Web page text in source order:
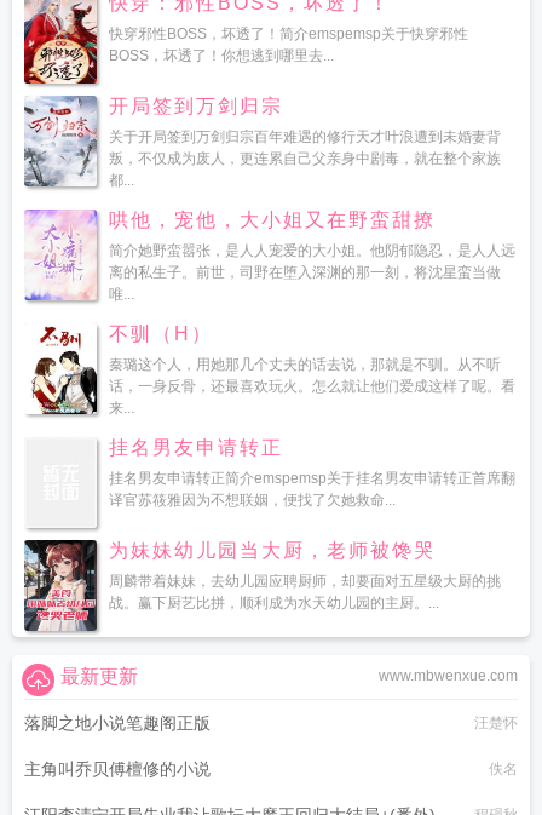
快穿邪性BOSS，坏透了！简介emspemsp关于快穿邪性
BOSS，坏透了！你想逃到哪里去...
开局签到万剑归宗
关于开局签到万剑归宗百年难遇的修行天才叶浪遭到未婚妻背
叛，不仅成为废人，更连累自己父亲身中剧毒，就在整个家族
都...
哄他，宠他，大小姐又在野蛮甜撩
简介她野蛮嚣张，是人人宠爱的大小姐。他阴郁隐忍，是人人远
离的私生子。前世，司野在堕入深渊的那一刻，将沈星蛮当做
唯...
不驯（H）
秦璐这个人，用她那几个丈夫的话去说，那就是不驯。从不听
话，一身反骨，还最喜欢玩火。怎么就让他们爱成这样了呢。看
来...
挂名男友申请转正
挂名男友申请转正简介emspemsp关于挂名男友申请转正首席翻
译官苏筱雅因为不想联姻，便找了欠她救命...
为妹妹幼儿园当大厨，老师被馋哭
周麟带着妹妹，去幼儿园应聘厨师，却要面对五星级大厨的挑
战。赢下厨艺比拼，顺利成为水天幼儿园的主厨。...
www.mbwenxue.com
最新更新
落脚之地小说笔趣阁正版 汪楚怀
主角叫乔贝傅檀修的小说 佚名